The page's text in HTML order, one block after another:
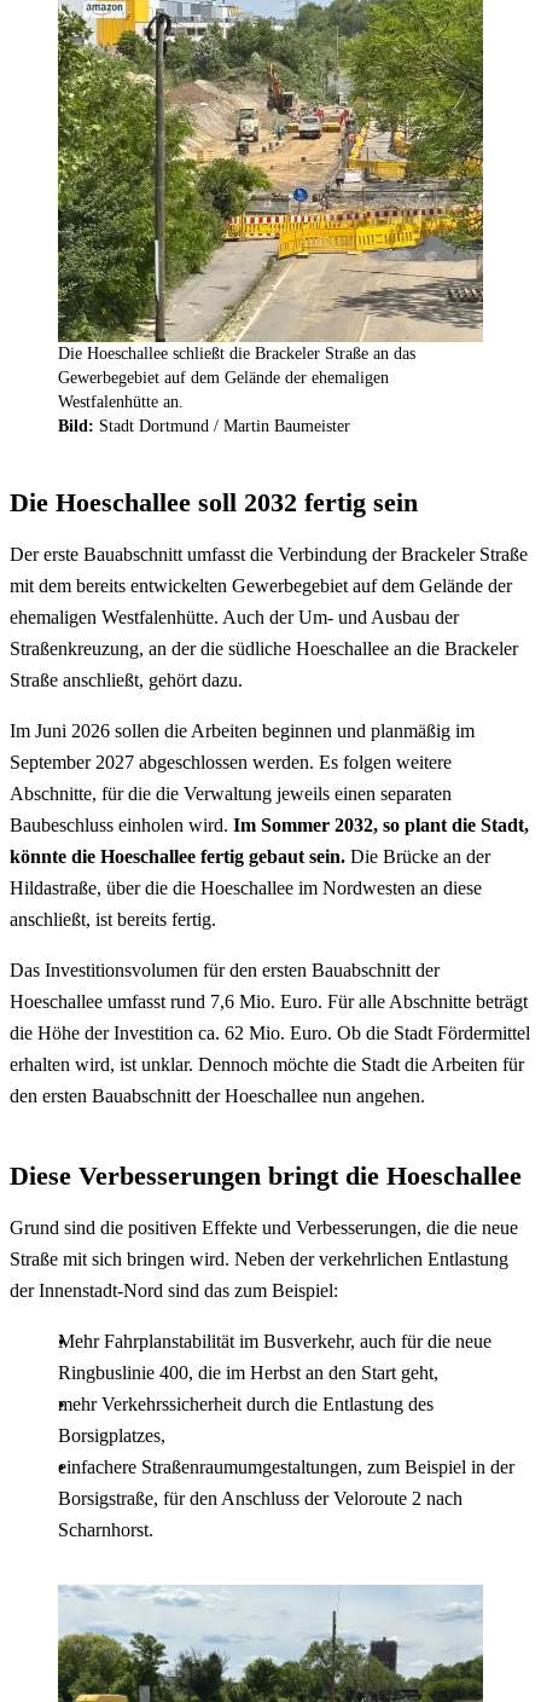
Die Hoeschallee schließt die Brackeler Straße an das
Gewerbegebiet auf dem Gelände der ehemaligen
Westfalenhütte an.
Bild: Stadt Dortmund / Martin Baumeister
Die Hoeschallee soll 2032 fertig sein
Der erste Bauabschnitt umfasst die Verbindung der Brackeler Straße
mit dem bereits entwickelten Gewerbegebiet auf dem Gelände der
ehemaligen Westfalenhütte. Auch der Um- und Ausbau der
Straßenkreuzung, an der die südliche Hoeschallee an die Brackeler
Straße anschließt, gehört dazu.
Im Juni 2026 sollen die Arbeiten beginnen und planmäßig im
September 2027 abgeschlossen werden. Es folgen weitere
Abschnitte, für die die Verwaltung jeweils einen separaten
Baubeschluss einholen wird. Im Sommer 2032, so plant die Stadt,
könnte die Hoeschallee fertig gebaut sein. Die Brücke an der
Hildastraße, über die die Hoeschallee im Nordwesten an diese
anschließt, ist bereits fertig.
Das Investitionsvolumen für den ersten Bauabschnitt der
Hoeschallee umfasst rund 7,6 Mio. Euro. Für alle Abschnitte beträgt
die Höhe der Investition ca. 62 Mio. Euro. Ob die Stadt Fördermittel
erhalten wird, ist unklar. Dennoch möchte die Stadt die Arbeiten für
den ersten Bauabschnitt der Hoeschallee nun angehen.
Diese Verbesserungen bringt die Hoeschallee
Grund sind die positiven Effekte und Verbesserungen, die die neue
Straße mit sich bringen wird. Neben der verkehrlichen Entlastung
der Innenstadt-Nord sind das zum Beispiel:
Mehr Fahrplanstabilität im Busverkehr, auch für die neue
Ringbuslinie 400, die im Herbst an den Start geht,
mehr Verkehrssicherheit durch die Entlastung des
Borsigplatzes,
einfachere Straßenraumumgestaltungen, zum Beispiel in der
Borsigstraße, für den Anschluss der Veloroute 2 nach
Scharnhorst.